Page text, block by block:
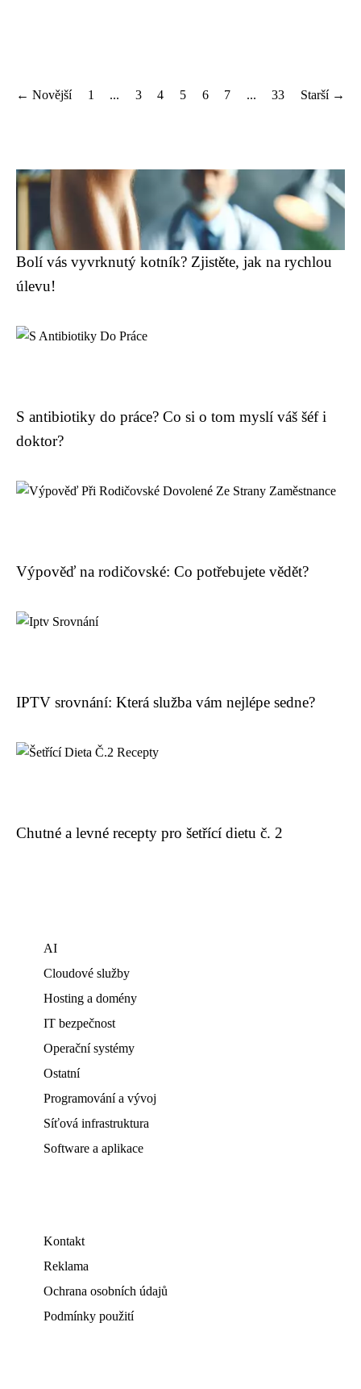
← Novější 1 ... 3 4 5 6 7 ... 33 Starší →
Bolí vás vyvrknutý kotník? Zjistěte, jak na rychlou
úlevu!
S antibiotiky do práce? Co si o tom myslí váš šéf i
doktor?
Výpověď na rodičovské: Co potřebujete vědět?
IPTV srovnání: Která služba vám nejlépe sedne?
Chutné a levné recepty pro šetřící dietu č. 2
AI
Cloudové služby
Hosting a domény
IT bezpečnost
Operační systémy
Ostatní
Programování a vývoj
Síťová infrastruktura
Software a aplikace
Kontakt
Reklama
Ochrana osobních údajů
Podmínky použití